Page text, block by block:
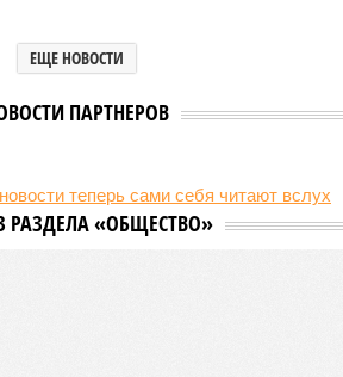
ЕЩЕ НОВОСТИ
ПАРТНЕРОВ
РАЗДЕЛА «ОБЩЕСТВО»